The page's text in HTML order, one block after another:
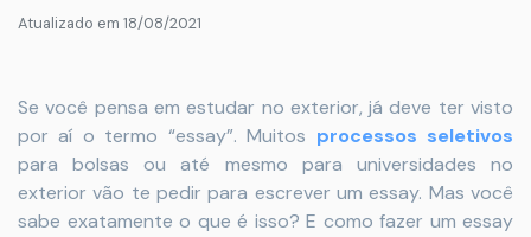
Atualizado em 18/08/2021
Se você pensa em estudar no exterior, já deve ter visto
por aí o termo “essay”. Muitos processos seletivos
para bolsas ou até mesmo para universidades no
exterior vão te pedir para escrever um essay. Mas você
sabe exatamente o que é isso? E como fazer um essay